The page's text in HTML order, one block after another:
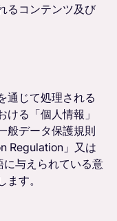
るコンテンツ及び
通じて処理される
る「個人情報」
般データ保護規則
Regulation」又は
に与えられている意
す。